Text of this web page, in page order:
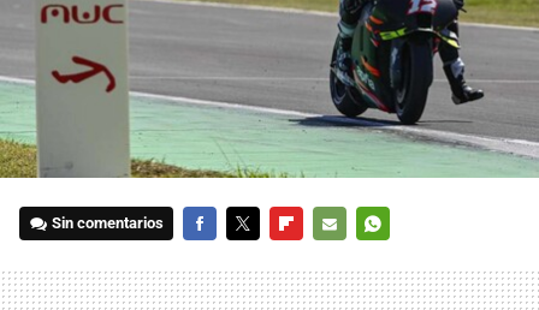
Sin comentarios
MAIL